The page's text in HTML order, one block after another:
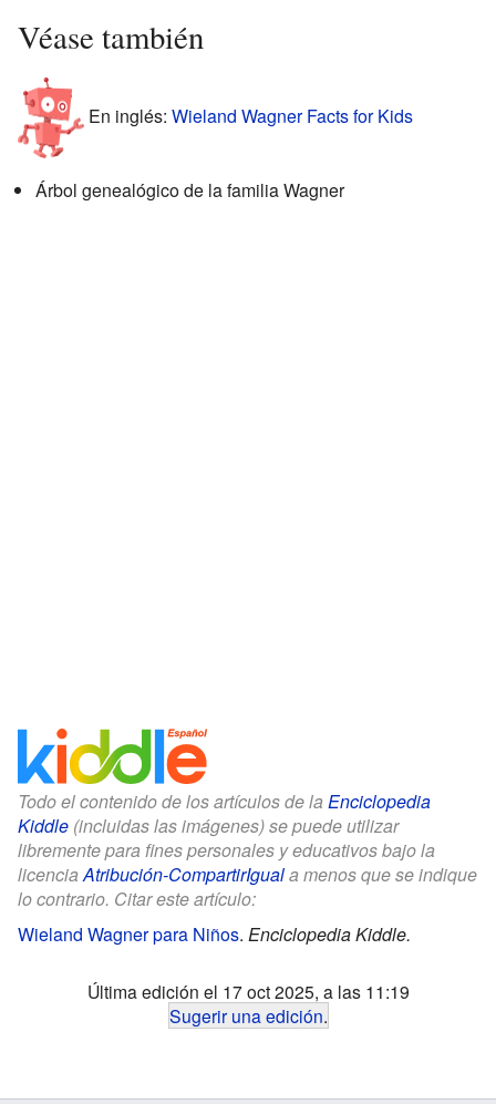
Véase también
En inglés: Wieland Wagner Facts for Kids
Árbol genealógico de la familia Wagner
Todo el contenido de los artículos de la Enciclopedia
Kiddle (incluidas las imágenes) se puede utilizar
libremente para fines personales y educativos bajo la
licenciaAtribución-CompartirIguala menos que se indique
lo contrario. Citar este artículo:
Wieland Wagner para Niños. Enciclopedia Kiddle.
Última edición el 17 oct 2025, a las 11:19
Sugerir una edición.